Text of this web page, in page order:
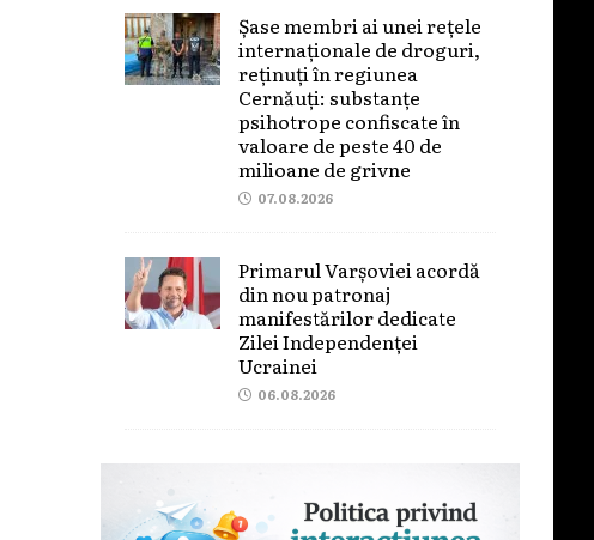
Șase membri ai unei rețele
internaționale de droguri,
reținuți în regiunea
Cernăuți: substanțe
psihotrope confiscate în
valoare de peste 40 de
milioane de grivne
07.08.2026
Primarul Varșoviei acordă
din nou patronaj
manifestărilor dedicate
Zilei Independenței
Ucrainei
06.08.2026